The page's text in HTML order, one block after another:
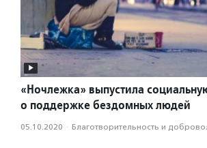
«Ночлежка» выпустила
о поддержке бездомных людей
05.10.2020 · Благотвори­тель­ность и